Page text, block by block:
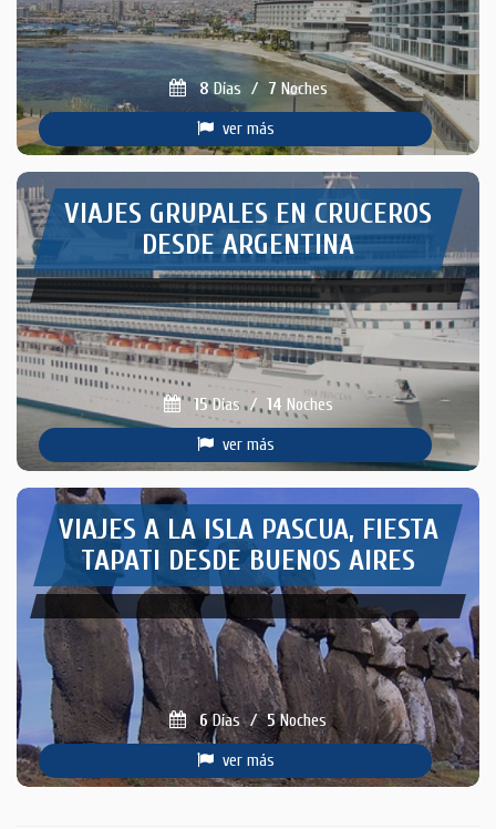
8Días / 7 Noches
ver más
VIAJES GRUPALES EN CRUCEROS
DESDE ARGENTINA
15Días / 14 Noches
ver más
VIAJES A LA ISLA PASCUA, FIESTA
TAPATI DESDE BUENOS AIRES
6Días / 5Noches
ver más